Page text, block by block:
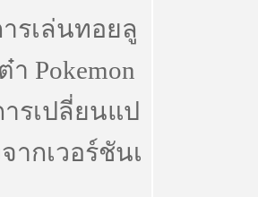
รเล่นทอยลู
า Pokemon
ารเปลี่ยนแป
ากเวอร์ชันเ